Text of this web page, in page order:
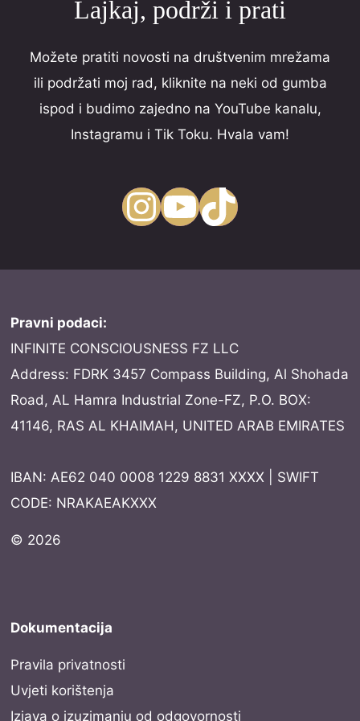
Lajkaj, podrži i prati
Možete pratiti novosti na društvenim mrežama
ili podržati moj rad, kliknite na neki od gumba
ispod i budimo zajedno na YouTube kanalu,
Instagramu i Tik Toku. Hvala vam!
InstagramYouTube TikTok
Pravni podaci:
INFINITE CONSCIOUSNESS FZ LLC
Address: FDRK 3457 Compass Building, Al Shohada
Road, AL Hamra Industrial Zone-FZ, P.O. BOX:
41146, RAS AL KHAIMAH, UNITED ARAB EMIRATES
IBAN: AE62 040 0008 1229 8831 XXXX | SWIFT
CODE: NRAKAEAKXXX
© 2026
Dokumentacija
Pravila privatnosti
Uvjeti korištenja
Izjava o izuzimanju od odgovornosti